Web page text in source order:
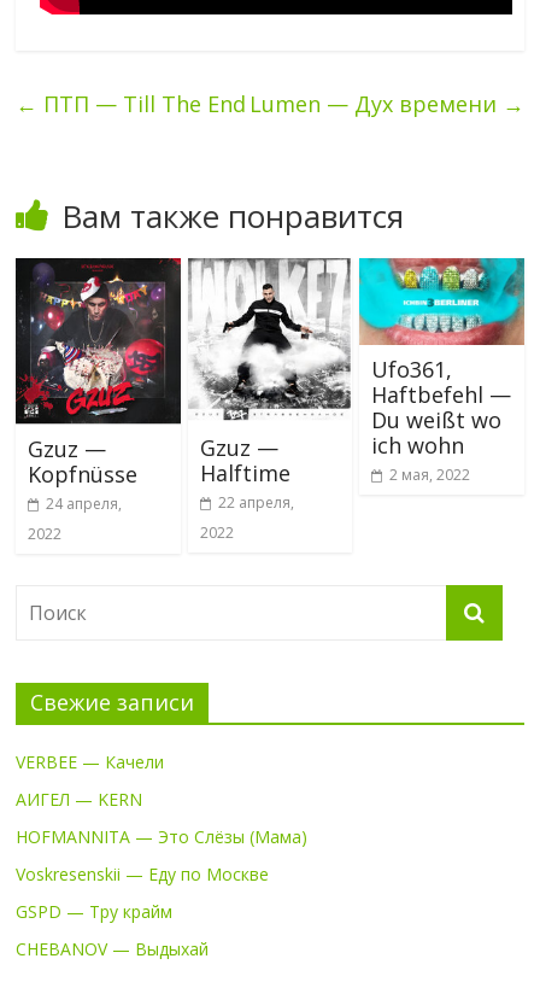
← ПТП — Till The End Lumen — Дух времени →
Вам также понравится
Gzuz —
Kopfnüsse
24 апреля,
2022
Gzuz —
Halftime
22 апреля,
2022
Ufo361,
Haftbefehl —
Du weißt wo
ich wohn
2 мая, 2022
Свежие записи
VERBEE — Качели
АИГЕЛ — KERN
HOFMANNITA — Это Слёзы (Мама)
Voskresenskii — Еду по Москве
GSPD — Тру крайм
CHEBANOV — Выдыхай